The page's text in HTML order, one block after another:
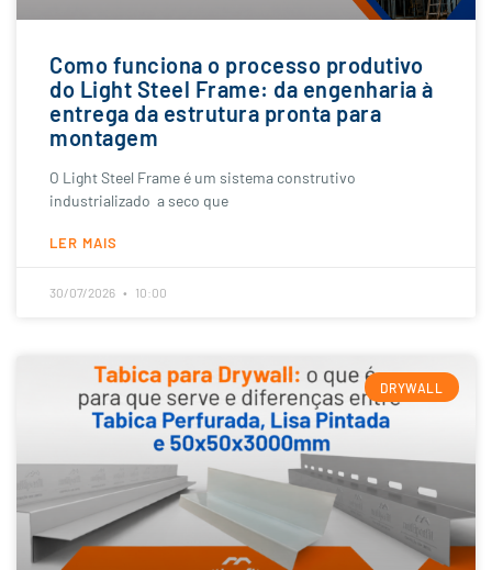
Como funciona o processo produtivo
do Light Steel Frame: da engenharia à
entrega da estrutura pronta para
montagem
O Light Steel Frame é um sistema construtivo
industrializado a seco que
LER MAIS
30/07/2026 10:00
DRYWALL